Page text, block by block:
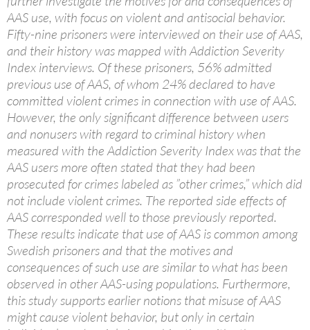
AAS use, with focus on violent and antisocial behavior.
Fifty-nine prisoners were interviewed on their use of AAS,
and their history was mapped with Addiction Severity
Index interviews. Of these prisoners, 56% admitted
previous use of AAS, of whom 24% declared to have
committed violent crimes in connection with use of AAS.
However, the only significant difference between users
and nonusers with regard to criminal history when
measured with the Addiction Severity Index was that the
AAS users more often stated that they had been
prosecuted for crimes labeled as ”other crimes,” which did
not include violent crimes. The reported side effects of
AAS corresponded well to those previously reported.
These results indicate that use of AAS is common among
Swedish prisoners and that the motives and
consequences of such use are similar to what has been
observed in other AAS-using populations. Furthermore,
this study supports earlier notions that misuse of AAS
might cause violent behavior, but only in certain